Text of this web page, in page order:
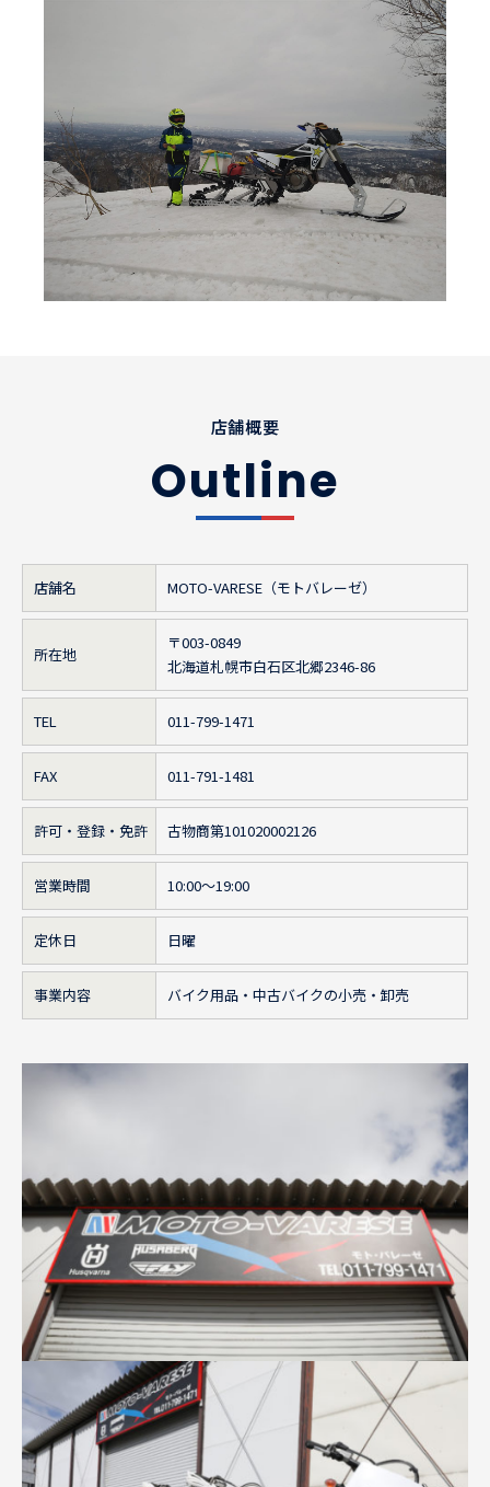
店舗概要
Outline
店舗名 MOTO-VARESE（モトバレーゼ）
所在地
〒003-0849
北海道札幌市白石区北郷2346-86
TEL 011-799-1471
FAX 011-791-1481
許可・登録・免許 古物商第101020002126
営業時間 10:00～19:00
定休日 日曜
事業内容 バイク用品・中古バイクの小売・卸売